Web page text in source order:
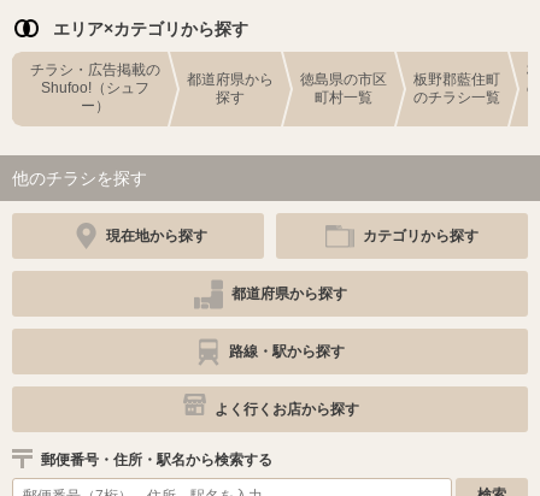
エリア×カテゴリから探す
チラシ・広告掲載の
Shufoo!（シュフ
ー）
都道府県から
探す
徳島県の市区
町村一覧
板野郡藍住町
のチラシ一覧
他のチラシを探す
現在地から探す カテゴリから探す
都道府県から探す
路線・駅から探す
よく行くお店から探す
郵便番号・住所・駅名から検索する